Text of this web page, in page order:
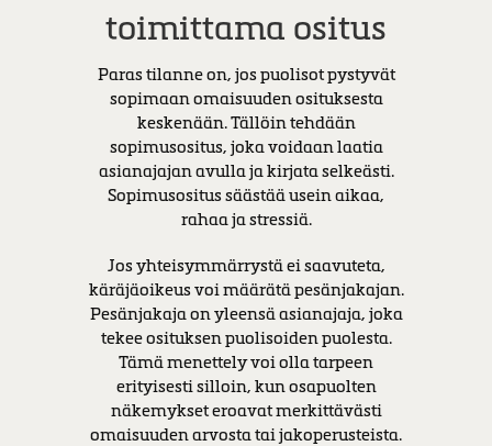
toimittama ositus
Paras tilanne on, jos puolisot pystyvät
sopimaan omaisuuden osituksesta
keskenään. Tällöin tehdään
sopimusositus, joka voidaan laatia
asianajajan avulla ja kirjata selkeästi.
Sopimusositus säästää usein aikaa,
rahaa ja stressiä.
Jos yhteisymmärrystä ei saavuteta,
käräjäoikeus voi määrätä pesänjakajan.
Pesänjakaja on yleensä asianajaja, joka
tekee osituksen puolisoiden puolesta.
Tämä menettely voi olla tarpeen
erityisesti silloin, kun osapuolten
näkemykset eroavat merkittävästi
omaisuuden arvosta tai jakoperusteista.